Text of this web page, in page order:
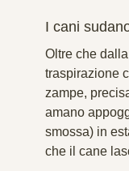
I cani
Oltre che
traspirazione
zampe,
amano
smossa) in
che il cane